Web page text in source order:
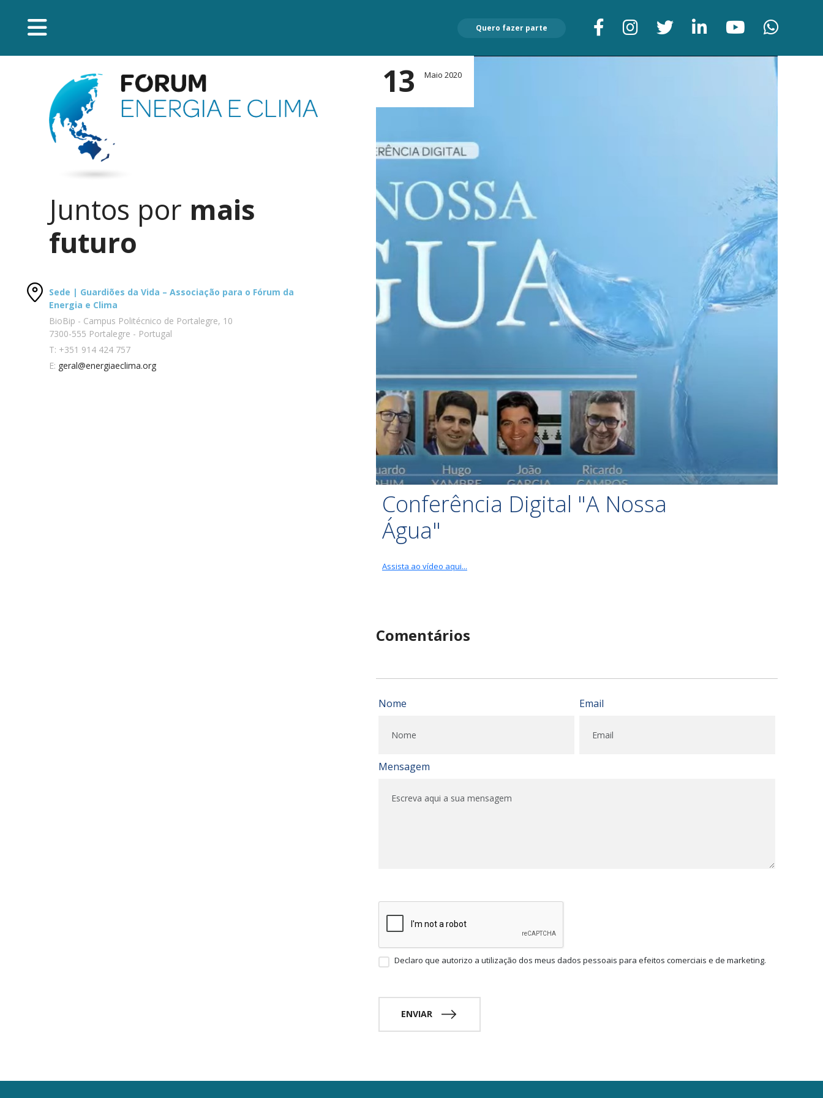
Quero fazer parte
Juntos por mais
futuro
Sede | Guardiões da Vida – Associação para o Fórum da
Energia e Clima
BioBip - Campus Politécnico de Portalegre, 10
7300-555 Portalegre - Portugal
T: +351 914 424 757
E: geral@energiaeclima.org
13 Maio 2020
Conferência Digital "A Nossa
Água"
Assista ao vídeo aqui...
Comentários
Nome Email
Mensagem
Declaro que autorizo a utilização dos meus dados pessoais para efeitos comerciais e de marketing.
ENVIAR